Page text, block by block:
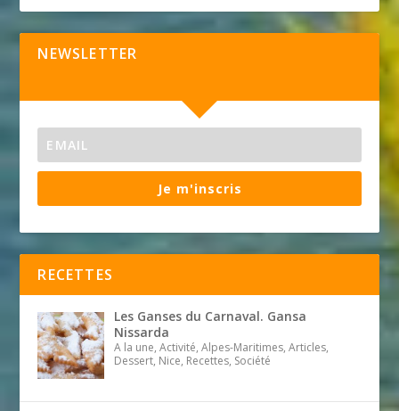
NEWSLETTER
Je m'inscris
RECETTES
Les Ganses du Carnaval. Gansa
Nissarda
A la une, Activité, Alpes-Maritimes, Articles,
Dessert, Nice, Recettes, Société